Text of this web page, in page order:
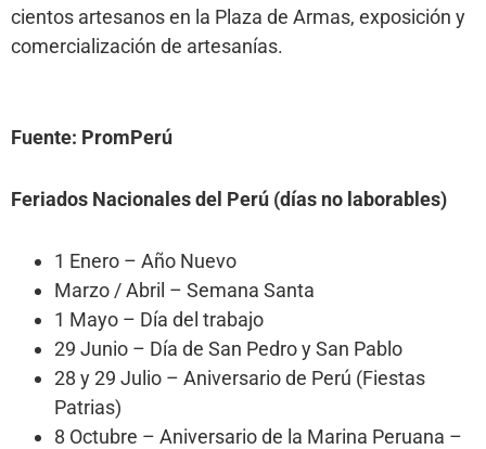
cientos artesanos en la Plaza de Armas, exposición y
comercialización de artesanías.
Fuente: PromPerú
Feriados Nacionales del Perú (días no laborables)
1 Enero – Año Nuevo
Marzo / Abril – Semana Santa
1 Mayo – Día del trabajo
29 Junio – Día de San Pedro y San Pablo
28 y 29 Julio – Aniversario de Perú (Fiestas
Patrias)
8 Octubre – Aniversario de la Marina Peruana –